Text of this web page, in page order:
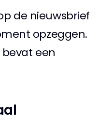
de nieuwsbrief
opzeggen.
een